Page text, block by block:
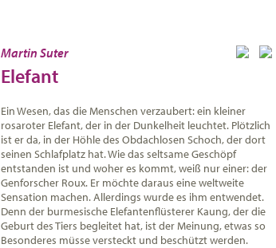
Martin Suter
Elefant
Ein Wesen, das die Menschen verzaubert: ein kleiner
rosaroter Elefant, der in der Dunkelheit leuchtet. Plötzlich
ist er da, in der Höhle des Obdachlosen Schoch, der dort
seinen Schlafplatz hat. Wie das seltsame Geschöpf
entstanden ist und woher es kommt, weiß nur einer: der
Genforscher Roux. Er möchte daraus eine weltweite
Sensation machen. Allerdings wurde es ihm entwendet.
Denn der burmesische Elefantenflüsterer Kaung, der die
Geburt des Tiers begleitet hat, ist der Meinung, etwas so
Besonderes müsse versteckt und beschützt werden.